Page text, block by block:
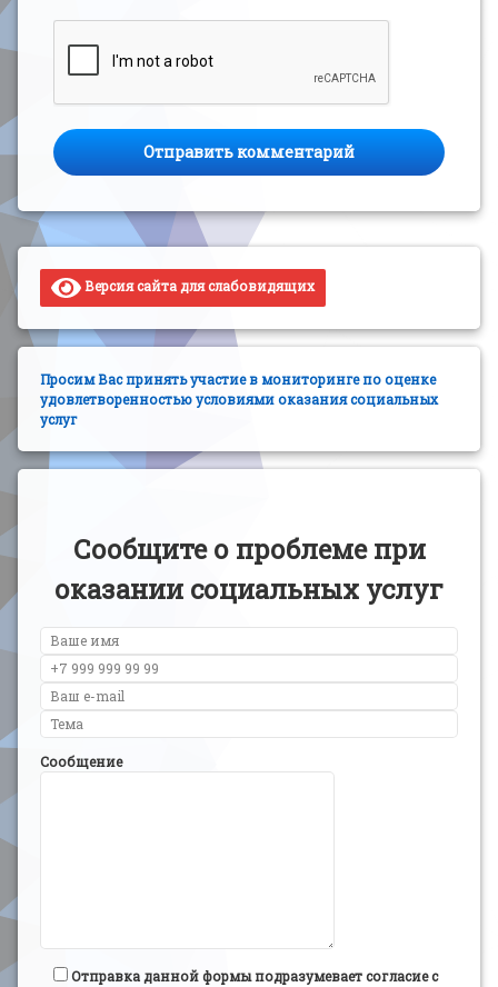
Версия сайта для слабовидящих
Просим Вас принять участие в мониторинге по оценке
удовлетворенностью условиями оказания социальных
услуг
Сообщите о проблеме при
оказании социальных услуг
Сообщение
Отправка данной формы подразумевает согласие с